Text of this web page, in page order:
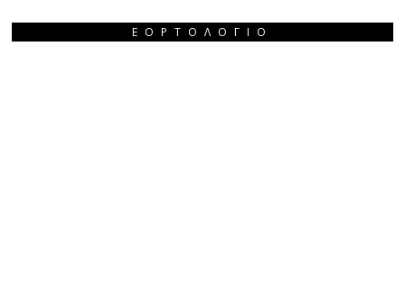
ΕΟΡΤΟΛΌΓΙΟ